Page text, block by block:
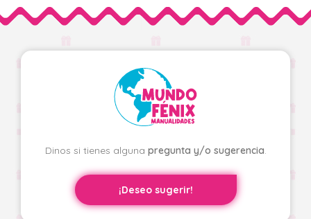
Dinos si tienes alguna pregunta y/o sugerencia.
¡Deseo sugerir!